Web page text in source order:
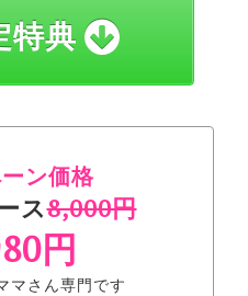
特典
ン価格
ス8,000円
円
マさん専門です